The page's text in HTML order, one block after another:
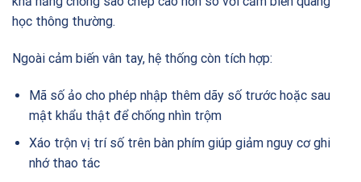
học thông thường.
Ngoài cảm biến vân tay, hệ thống còn tích hợp:
Mã số ảo cho phép nhập thêm dãy số trước hoặc sau
mật khẩu thật để chống nhìn trộm
Xáo trộn vị trí số trên bàn phím giúp giảm nguy cơ ghi
nhớ thao tác